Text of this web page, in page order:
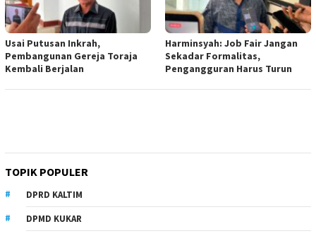
Usai Putusan Inkrah,
Pembangunan Gereja Toraja
Kembali Berjalan
Harminsyah: Job Fair Jangan
Sekadar Formalitas,
Pengangguran Harus Turun
TOPIK POPULER
DPRD KALTIM
DPMD KUKAR